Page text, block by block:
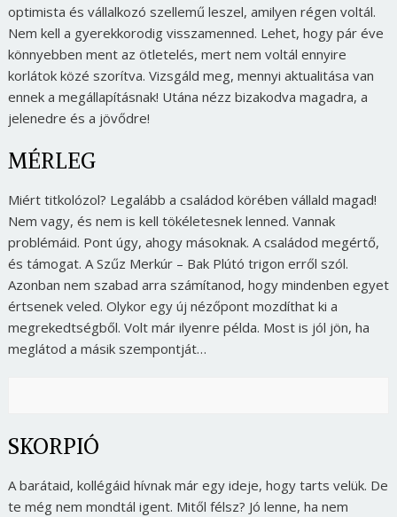
optimista és vállalkozó szellemű leszel, amilyen régen voltál.
Nem kell a gyerekkorodig visszamenned. Lehet, hogy pár éve
könnyebben ment az ötletelés, mert nem voltál ennyire
korlátok közé szorítva. Vizsgáld meg, mennyi aktualitása van
ennek a megállapításnak! Utána nézz bizakodva magadra, a
jelenedre és a jövődre!
MÉRLEG
Miért titkolózol? Legalább a családod körében vállald magad!
Nem vagy, és nem is kell tökéletesnek lenned. Vannak
problémáid. Pont úgy, ahogy másoknak. A családod megértő,
és támogat. A Szűz Merkúr – Bak Plútó trigon erről szól.
Azonban nem szabad arra számítanod, hogy mindenben egyet
értsenek veled. Olykor egy új nézőpont mozdíthat ki a
megrekedtségből. Volt már ilyenre példa. Most is jól jön, ha
meglátod a másik szempontját…
SKORPIÓ
A barátaid, kollégáid hívnak már egy ideje, hogy tarts velük. De
te még nem mondtál igent. Mitől félsz? Jó lenne, ha nem